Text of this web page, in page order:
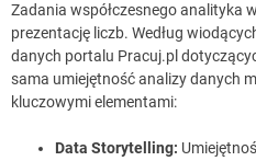
Zadania współczesnego analityka
prezentację liczb. Według
danych portalu Pracuj.pl
sama umiejętność analizy danych
kluczowymi elementami:
Data Storytelling: